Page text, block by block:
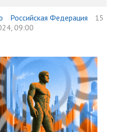
Российская Федерация
15
09:00